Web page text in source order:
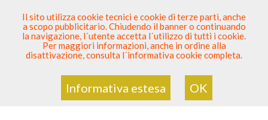
SEI DENTISTA? PARTECIPA
Sei QuiElenco Dentista Sicuro > Odontoiatria>
Ambulatori Dentistici>Puglia >Foggia>CAP 71022
ZONA CON CAP 71022
Il sito utilizza cookie tecnici e cookie di terze parti, anche
a scopo pubblicitario. Chiudendo il banner o continuando
la navigazione, l´utente accetta l´utilizzo di tutti i cookie.
Per maggiori informazioni, anche in ordine alla
disattivazione, consulta l´informativa cookie completa.
Informativa estesa OK